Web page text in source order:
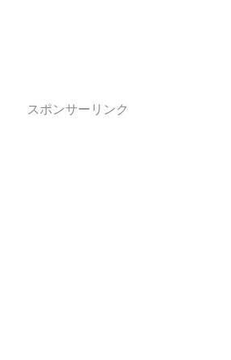
スポンサーリンク